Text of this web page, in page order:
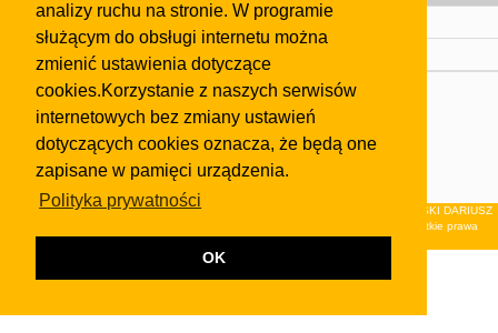
analizy ruchu na stronie. W programie
służącym do obsługi internetu można
zmienić ustawienia dotyczące
cookies.Korzystanie z naszych serwisów
internetowych bez zmiany ustawień
dotyczących cookies oznacza, że będą one
zapisane w pamięci urządzenia.
Polityka prywatności
OK
Biura nieruchomości
Dealerzy i autokomisy
Skontaktuj się z nami
regulaminuiPolityki Prywatności.
Klauzula FB
© 2026Wydawnictwo NEON sp. z o.o. (dawniej: FIRMA NEON MAREK KLUCZEWSKI DARIUSZ
KRAWCZYK s.c.) z siedzibą w Olkuszu, ul.Żuradzka 15, 32-300 Olkusz . Wszystkie prawa